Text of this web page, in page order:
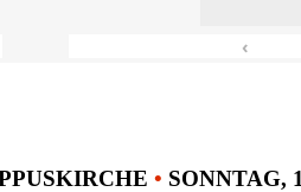
‹
• SONNTAG,